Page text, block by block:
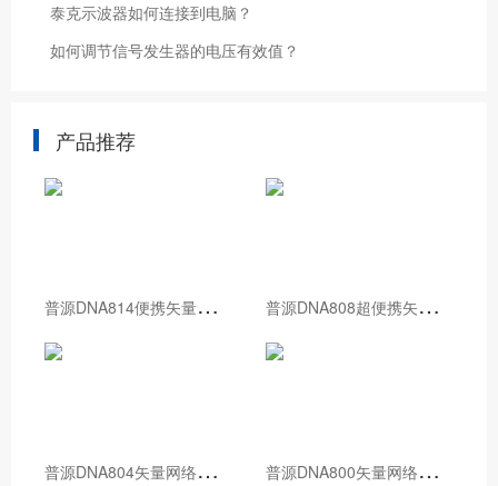
泰克示波器如何连接到电脑？
如何调节信号发生器的电压有效值？
产品推荐
普
源DNA814便携矢量网络分析仪 普
源DNA808超便携矢量网络分析仪
普
源DNA804矢量网络分析仪 普
源DNA800矢量网络分析仪